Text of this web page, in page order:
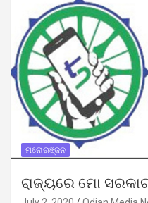
ମନୋରଞ୍ଜନ
ରାଜ୍ୟରେ ମୋ